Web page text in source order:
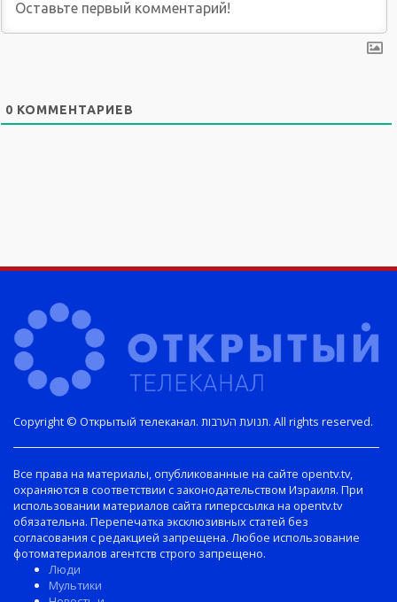
0 КОММЕНТАРИЕВ
Copyright © Открытый телеканал. תנועת הערבות. All rights reserved.
Все права на материалы, опубликованные на сайте opentv.tv,
охраняются в соответствии с законодательством Израиля. При
использовании материалов сайта гиперссылка на opentv.tv
обязательна. Перепечатка эксклюзивных статей без
согласования с редакцией запрещена. Любое использование
фотоматериалов агентств строго запрещено.
Люди
Мультики